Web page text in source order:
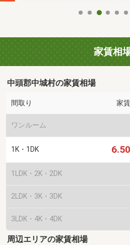
家賃相
中頭郡中城村の家賃相場
間取り 家
ワンルーム
1K・1DK 6.50
1LDK・2K・2DK
2LDK・3K・3DK
3LDK・4K・4DK
周辺エリアの家賃相場